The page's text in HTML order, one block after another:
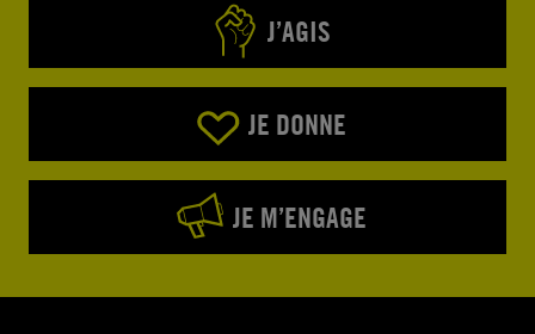
J’AGIS
JE DONNE
JE M’ENGAGE